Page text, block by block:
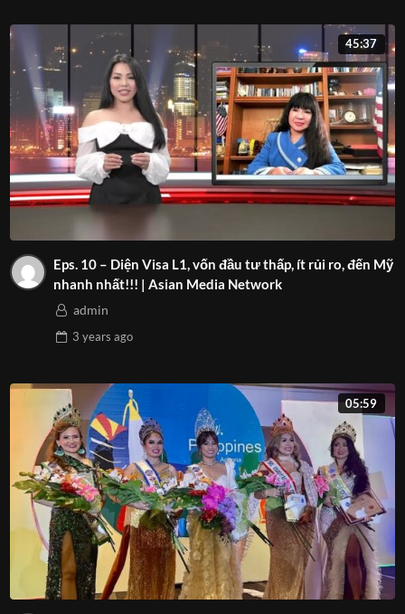
45:37
Eps. 10 – Diện Visa L1, vốn đầu tư thấp, ít rủi ro, đến Mỹ
nhanh nhất!!! | Asian Media Network
admin
3 years ago
05:59